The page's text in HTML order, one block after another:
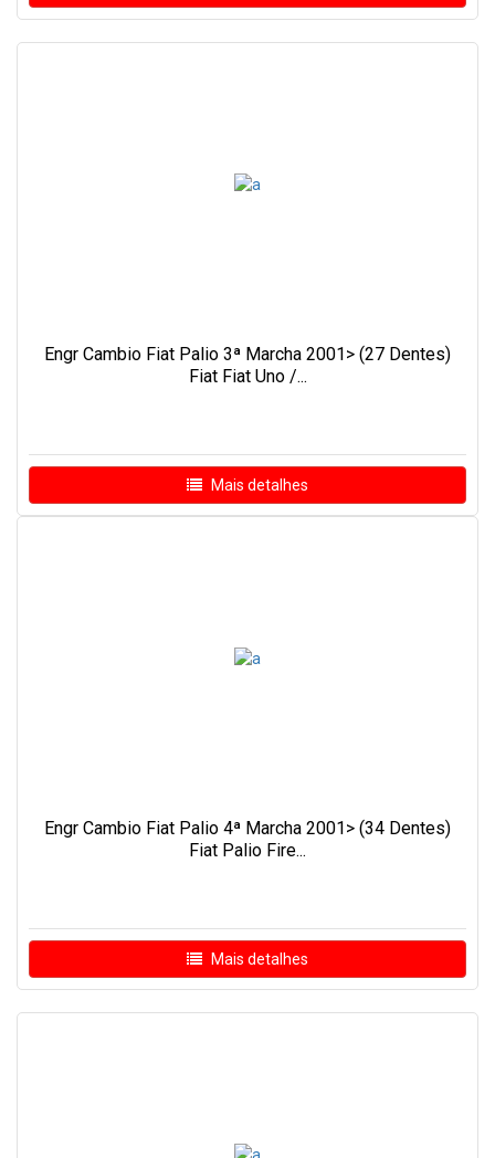
Engr Cambio Fiat Palio 3ª Marcha 2001> (27 Dentes)
Fiat Fiat Uno /...
Mais detalhes
Engr Cambio Fiat Palio 4ª Marcha 2001> (34 Dentes)
Fiat Palio Fire...
Mais detalhes